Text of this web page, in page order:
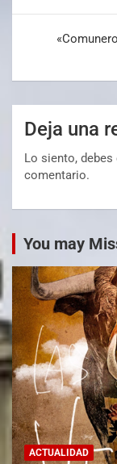
Deja una
Lo siento, debes
comentario.
You may
ACTUALIDAD